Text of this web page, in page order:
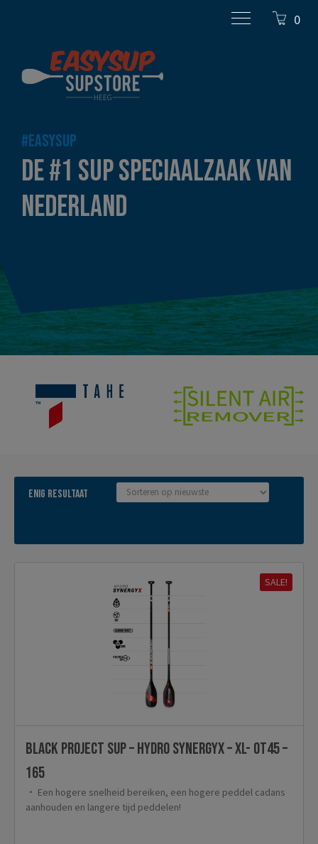
#EASYSUP
DE #1 SUP SPECIAALZAAK VAN
NEDERLAND
0
Enig resultaat
SALE!
Black Project SUP – Hydro SynergyX – XL- OT45 –
165
Een hogere snelheid bereiken, een hogere peddel cadans
aanhouden en langere tijd peddelen!